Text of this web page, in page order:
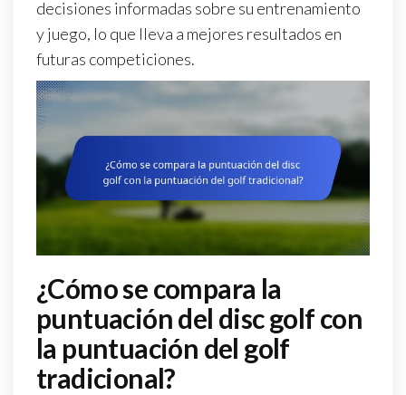
decisiones informadas sobre su entrenamiento
y juego, lo que lleva a mejores resultados en
futuras competiciones.
¿Cómo se compara la
puntuación del disc golf con
la puntuación del golf
tradicional?